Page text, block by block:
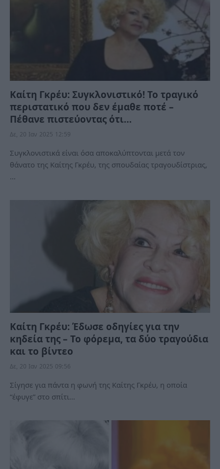
Καίτη Γκρέυ: Συγκλονιστικό! Το τραγικό
περιστατικό που δεν έμαθε ποτέ –
Πέθανε πιστεύοντας ότι…
Δε, 20 Ιαν 2025 12:59
Συγκλονιστικά είναι όσα αποκαλύπτονται μετά τον
θάνατο της Καίτης Γκρέυ, της σπουδαίας τραγουδίστριας,
…
Καίτη Γκρέυ: Έδωσε οδηγίες για την
κηδεία της – Το φόρεμα, τα δύο τραγούδια
και το βίντεο
Δε, 20 Ιαν 2025 09:56
Σίγησε για πάντα η φωνή της Καίτης Γκρέυ, η οποία
“έφυγε” στο σπίτι…